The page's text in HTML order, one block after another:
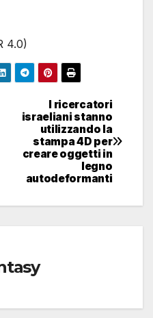
4.0)
I ricercatori
israeliani stanno
utilizzando la
stampa 4D per
creare oggetti in
legno
autodeformanti